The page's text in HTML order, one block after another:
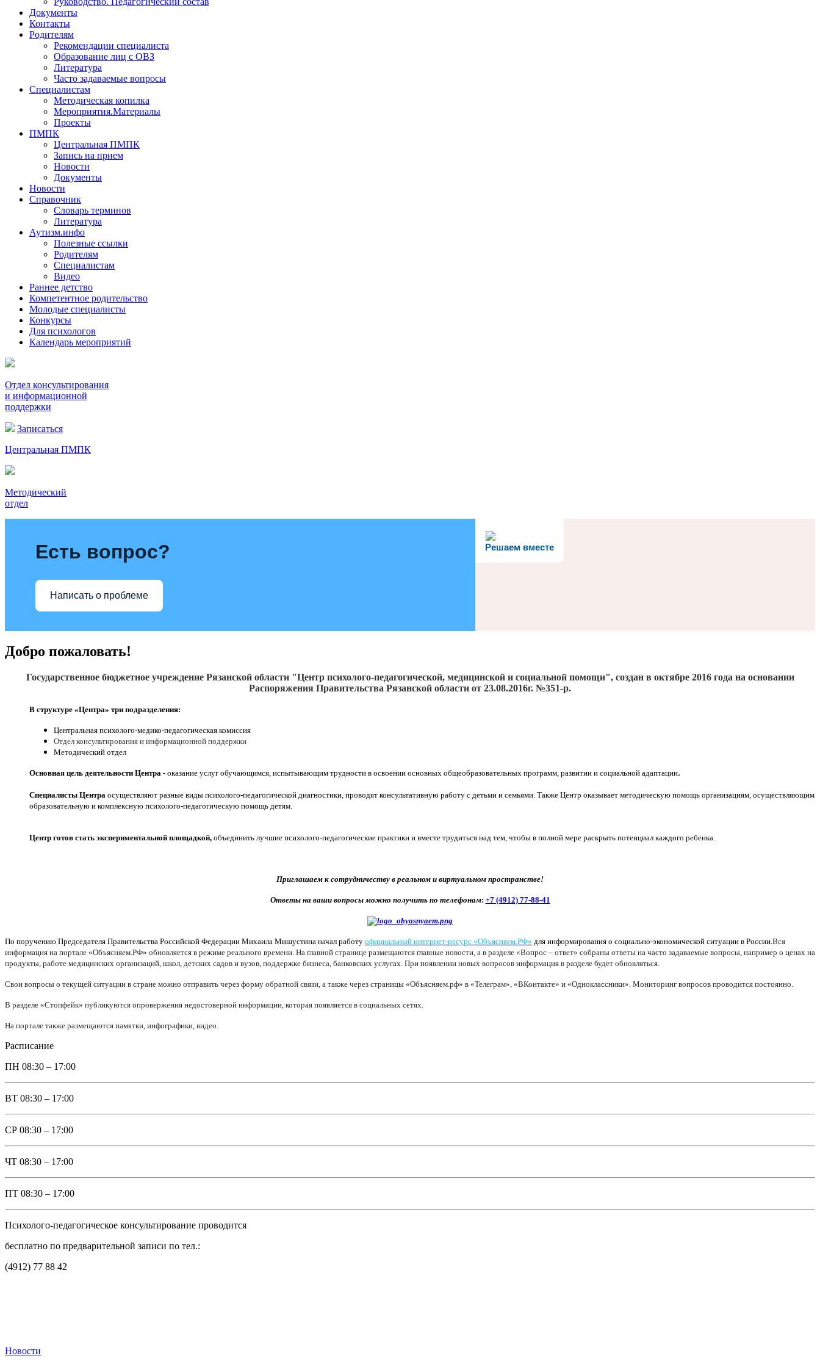
Документы
Контакты
Родителям
Рекомендации специалиста
Образование лиц с ОВЗ
Литература
Часто задаваемые вопросы
Специалистам
Методическая копилка
Мероприятия.Материалы
Проекты
ПМПК
Центральная ПМПК
Запись на прием
Новости
Документы
Новости
Справочник
Словарь терминов
Литература
Аутизм.инфо
Полезные ссылки
Родителям
Специалистам
Видео
Раннее детство
Компетентное родительство
Молодые специалисты
Конкурсы
Для психологов
Календарь мероприятий
Отдел консультирования
и информационной
поддержки
Записаться
Центральная ПМПК
Методический
отдел
Решаем вместе
Есть вопрос?
Написать о проблеме
Добро пожаловать!
Государственное бюджетное учреждение Рязанской области "Центр психолого-педагогической, медицинской и социальной помощи", создан в октябре 2016года на основании
Распоряжения Правительства Рязанской области от 23.08.2016г. №351-р.
В структуре «Центра» три подразделения:
Центральная психолого-медико-педагогическая комиссия
Отдел консультирования и информационной поддержки
Методический отдел
Основная цель деятельности Центра - оказание услуг обучающимся, испытывающим трудности в освоении основных общеобразовательных программ, развитии и социальной адаптации.
Специалисты Центра осуществляют разные виды психолого-педагогической диагностики, проводят консультативную работу с детьми и семьями. Также Центр оказывает методическую помощь организациям, осуществляющим
образовательную и комплексную психолого-педагогическую помощь детям.
Центр готов стать экспериментальной площадкой, объединить лучшие психолого-педагогические практики и вместе трудиться над тем, чтобы в полной мере раскрыть потенциал каждого ребенка.
Приглашаем к сотрудничеству в реальном и виртуальном пространстве!
Ответы на ваши вопросы можно получить по телефонам: +7 (4912) 77-88-41
По поручению Председателя Правительства Российской Федерации Михаила Мишустина начал работу официальный интернет-ресурс «Объясняем.РФ» для информирования о социально-экономической ситуации в России. Вся
информация на портале «Объясняем.РФ» обновляется в режиме реального времени. На главной странице размещаются главные новости, а в разделе «Вопрос – ответ» собраны ответы на часто задаваемые вопросы, например о ценах на
продукты, работе медицинских организаций, школ, детских садов и вузов, поддержке бизнеса, банковских услугах. При появлении новых вопросов информация в разделе будет обновляться.
Свои вопросы о текущей ситуации в стране можно отправить через форму обратной связи, а также через страницы «Объясняем.рф» в «Телеграм», «ВКонтакте» и «Одноклассники». Мониторинг вопросов проводится постоянно.
В разделе «Стопфейк» публикуются опровержения недостоверной информации, которая появляется в социальных сетях.
На портале также размещаются памятки, инфографики, видео.
Расписание
ПН 08:30 – 17:00
ВТ 08:30 – 17:00
СР 08:30 – 17:00
ЧТ 08:30 – 17:00
ПТ 08:30 – 17:00
Психолого-педагогическое консультирование проводится
бесплатно по предварительной записи по тел.:
(4912) 77 88 42
Новости